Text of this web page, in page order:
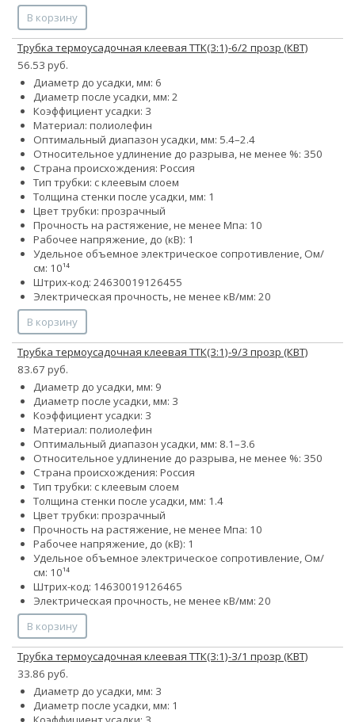
В корзину
Трубка термоусадочная клеевая ТТК(3:1)-6/2 прозр (КВТ)
56.53 руб.
Диаметр до усадки, мм: 6
Диаметр после усадки, мм: 2
Коэффициент усадки: 3
Материал: полиолефин
Оптимальный диапазон усадки, мм: 5.4–2.4
Относительное удлинение до разрыва, не менее %: 350
Страна происхождения: Россия
Тип трубки: с клеевым слоем
Толщина стенки после усадки, мм: 1
Цвет трубки: прозрачный
Прочность на растяжение, не менее Мпа: 10
Рабочее напряжение, до (кВ): 1
Удельное объемное электрическое сопротивление, Ом/
см: 10¹⁴
Штрих-код: 24630019126455
Электрическая прочность, не менее кВ/мм: 20
В корзину
Трубка термоусадочная клеевая ТТК(3:1)-9/3 прозр (КВТ)
83.67 руб.
Диаметр до усадки, мм: 9
Диаметр после усадки, мм: 3
Коэффициент усадки: 3
Материал: полиолефин
Оптимальный диапазон усадки, мм: 8.1–3.6
Относительное удлинение до разрыва, не менее %: 350
Страна происхождения: Россия
Тип трубки: с клеевым слоем
Толщина стенки после усадки, мм: 1.4
Цвет трубки: прозрачный
Прочность на растяжение, не менее Мпа: 10
Рабочее напряжение, до (кВ): 1
Удельное объемное электрическое сопротивление, Ом/
см: 10¹⁴
Штрих-код: 14630019126465
Электрическая прочность, не менее кВ/мм: 20
В корзину
Трубка термоусадочная клеевая ТТК(3:1)-3/1 прозр (КВТ)
33.86 руб.
Диаметр до усадки, мм: 3
Диаметр после усадки, мм: 1